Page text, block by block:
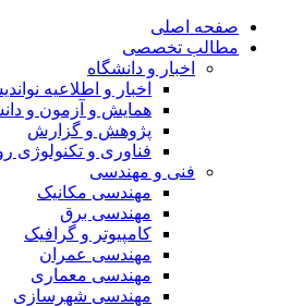
صفحه اصلی
مطالب تخصصی
اخبار و دانشگاه
اخبار و اطلاعیه نواندیشان
همایش و آزمون و دانشگاه
پژوهش و گزارش
فناوری و تکنولوژی روز
فنی و مهندسی
مهندسی مکانیک
مهندسی برق
کامپیوتر و گرافیک
مهندسی عمران
مهندسی معماری
مهندسی شهرسازی